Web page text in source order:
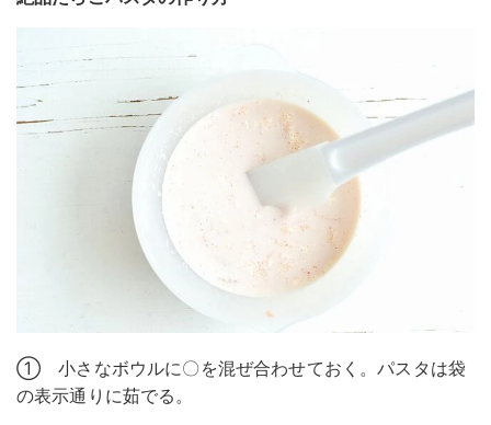
① 小さなボウルに〇を混ぜ合わせておく。パスタは袋
の表示通りに茹でる。